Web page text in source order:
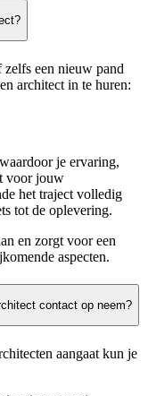
een nieuw pand
architect in te huren:
je ervaring,
voor jouw
het traject volledig
tot de oplevering.
en zorgt voor een
aspecten.
contact op neem?
aangaat kun je